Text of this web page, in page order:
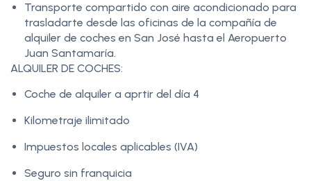
Transporte compartido con aire acondicionado para
trasladarte desde las oficinas de la compañía de
alquiler de coches en San José hasta el Aeropuerto
Juan Santamaría.
ALQUILER DE COCHES:
Coche de alquiler a aprtir del día 4
Kilometraje ilimitado
Impuestos locales aplicables (IVA)
Seguro sin franquicia